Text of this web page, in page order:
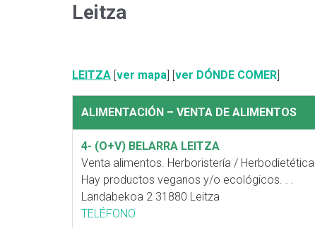
Leitza
LEITZA [ver mapa] [ver DÓNDE COMER]
ALIMENTACIÓN – VENTA DE ALIMENTOS
4- (O+V) BELARRA LEITZA
Venta alimentos. Herboristería / Herbodietética
Hay productos veganos y/o ecológicos. . .
Landabekoa 2 31880 Leitza
TELÉFONO